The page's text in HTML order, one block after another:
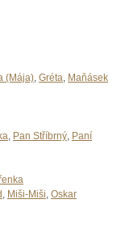
(Mája), Gréta, Maňásek
, Pan Stříbrný, Paní
, Miši-Miši, Oskar